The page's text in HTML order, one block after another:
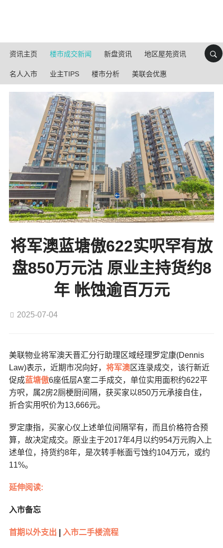
资讯主页 楼市成交新闻 新盘资讯 地区屋苑资讯
名人入市 业主TIPS 楼市分析 美联会优惠
将军澳蓝塘傲622实呎罕有放
盘850万元沽 原业主持货约8
年 帐蚀逾百万元
2025-07-04
美联物业将军澳天晋汇分行助理区域经理罗定康(Dennis
Law)表示，近期市况向好， 将军澳区连录成交，该行新近
促成蓝塘傲6座低层A室二手成交，单位实用面积约622平
方呎，属2房2厕梗厨间隔，获买家以850万元承接自住，
折合实用呎价为13,666元。
罗定康指，买家心仪上述单位间隔罕有，而且价格符合预
算，故决定成交。原业主于2017年4月以约954万元购入上
述单位，持货约8年，是次转手帐面亏蚀约104万元，或约
11%。
延伸阅读:
入市备忘
首期以外支出 入市二手楼流程